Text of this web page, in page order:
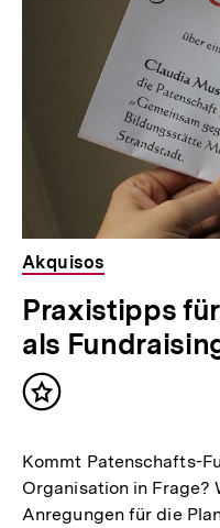
Akquisos
Praxistipps
als
Inhalt
Kommt Patenschafts-
Organisation in Frage?
Anregungen für die